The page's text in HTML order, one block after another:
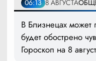
06:13 8 АВГУСТА
В Близнецах может
будет обострено
Гороскоп на 8